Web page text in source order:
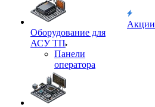
Оборудование для
АСУ ТП
Панели
оператора
Акции